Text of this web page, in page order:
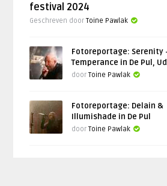
festival 2024
Geschreven doorToine Pawlak
Fotoreportage: Serenity
Temperance in De Pul,
doorToine Pawlak
Fotoreportage: Delain &
Illumishade in De Pul
doorToine Pawlak